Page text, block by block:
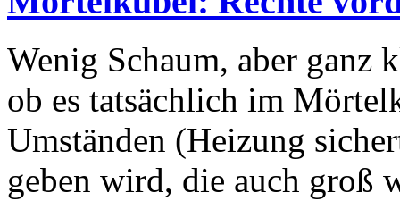
Wenig Schaum, aber ganz
ob es tatsächlich im
Umständen (Heizung
geben wird, die auch groß